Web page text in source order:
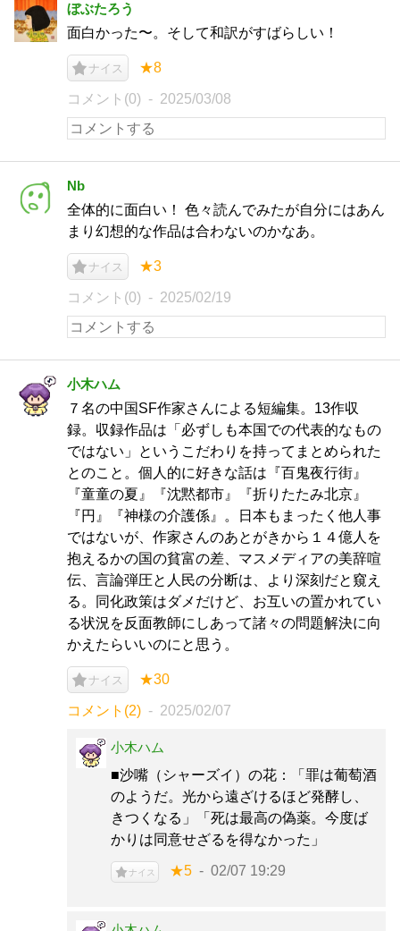
ぼぶたろう
面白かった〜。そして和訳がすばらしい！
ナイス ★8
コメント(0) 2025/03/08
Nb
全体的に面白い！ 色々読んでみたが自分にはあん
まり幻想的な作品は合わないのかなあ。
ナイス ★3
コメント(0) 2025/02/19
小木ハム
７名の中国SF作家さんによる短編集。13作収
録。収録作品は「必ずしも本国での代表的なもの
ではない」というこだわりを持ってまとめられた
とのこと。個人的に好きな話は『百鬼夜行街』
『童童の夏』『沈黙都市』『折りたたみ北京』
『円』『神様の介護係』。日本もまったく他人事
ではないが、作家さんのあとがきから１４億人を
抱えるかの国の貧富の差、マスメディアの美辞喧
伝、言論弾圧と人民の分断は、より深刻だと窺え
る。同化政策はダメだけど、お互いの置かれてい
る状況を反面教師にしあって諸々の問題解決に向
かえたらいいのにと思う。
ナイス ★30
コメント(2) 2025/02/07
小木ハム
■沙嘴（シャーズイ）の花：「罪は葡萄酒
のようだ。光から遠ざけるほど発酵し、
きつくなる」「死は最高の偽薬。今度ば
かりは同意せざるを得なかった」
ナイス ★5 02/07 19:29